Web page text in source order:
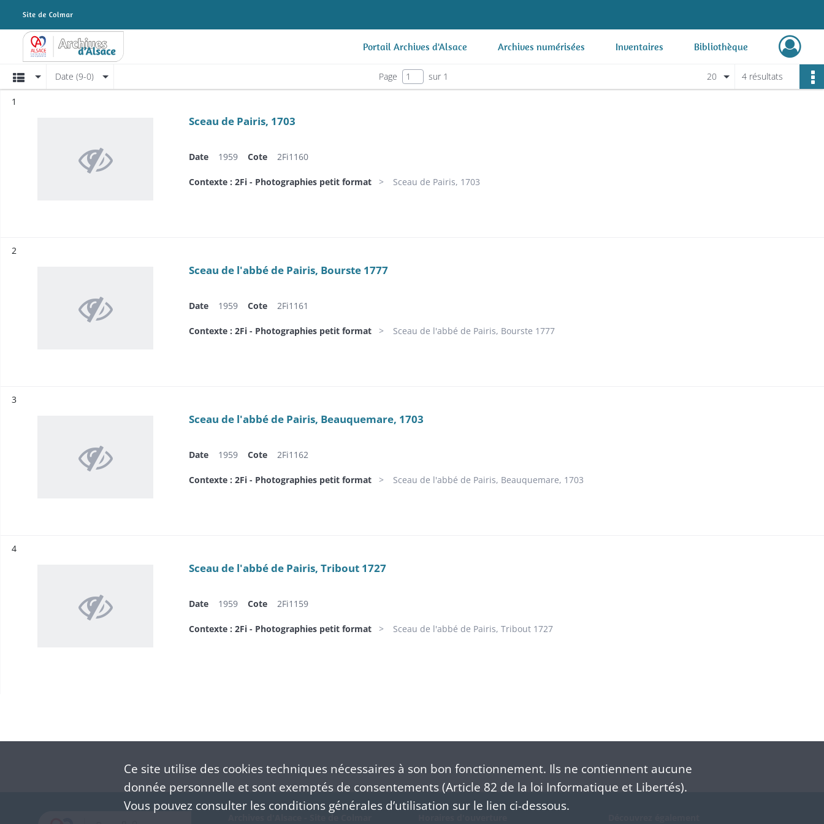
Archives Alsace - Colmar Portail Archives d'Alsace Archives numérisées Inventaires Bibliothèque
AffichageDate (9-0) Page sur 1 4 résultats
20
1
Sceau de Pairis, 1703
Date 1959 Cote 2Fi1160
Contexte : 2Fi - Photographies petit format Sceau de Pairis, 1703
2
Sceau de l'abbé de Pairis, Bourste 1777
Date 1959 Cote 2Fi1161
Contexte : 2Fi - Photographies petit format Sceau de l'abbé de Pairis, Bourste 1777
3
Sceau de l'abbé de Pairis, Beauquemare, 1703
Date 1959 Cote 2Fi1162
Contexte : 2Fi - Photographies petit format Sceau de l'abbé de Pairis, Beauquemare, 1703
4
Sceau de l'abbé de Pairis, Tribout 1727
Date 1959 Cote 2Fi1159
Contexte : 2Fi - Photographies petit format Sceau de l'abbé de Pairis, Tribout 1727
Ce site utilise des cookiestechniques nécessaires à son bon fonctionnement. Ils ne contiennent aucune
donnée personnelle et sont exemptés de consentements (Article 82 de la loi Informatique et Libertés).
Vous pouvez consulter les conditions générales d’utilisation sur le lien ci-dessous.